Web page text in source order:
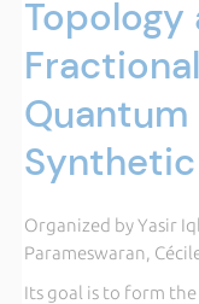
Topology
Organized by Yasir
Parameswaran,
Its goal is to form